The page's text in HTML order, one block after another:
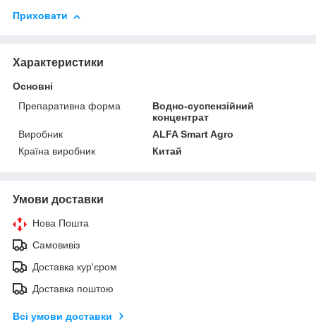
Приховати
Характеристики
Основні
Препаративна форма
Водно-суспензійний
концентрат
Виробник
ALFA Smart Agro
Країна виробник
Китай
Умови доставки
Нова Пошта
Самовивіз
Доставка кур'єром
Доставка поштою
Всі умови доставки